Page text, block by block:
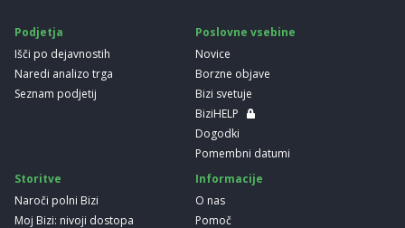
Podjetja
Išči po dejavnostih
Naredi analizo trga
Seznam podjetij
Poslovne vsebine
Novice
Borzne objave
Bizi svetuje
BiziHELP
Dogodki
Pomembni datumi
Storitve
Naroči polni Bizi
Moj Bizi: nivoji dostopa
Informacije
O nas
Pomoč